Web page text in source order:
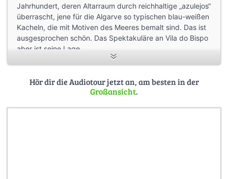
Jahrhundert, deren Altarraum durch reichhaltige „azulejos“
überrascht, jene für die Algarve so typischen blau-weißen
Kacheln, die mit Motiven des Meeres bemalt sind. Das ist
ausgesprochen schön. Das Spektakuläre an Vila do Bispo
aber ist seine Lage.
https://commons.wikimedia.org/w/index.php?
. Quelle:
Hör dir die Audiotour jetzt an, am besten in der
Großansicht.